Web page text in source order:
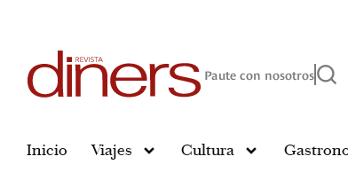
Paute con nosotros
Inicio Viajes Cultura